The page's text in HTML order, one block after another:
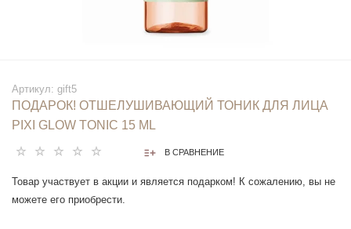
Артикул: gift5
ПОДАРОК! ОТШЕЛУШИВАЮЩИЙ ТОНИК ДЛЯ ЛИЦА
PIXI GLOW TONIC 15 ML
В СРАВНЕНИЕ
Товар участвует в акции и является подарком! К сожалению, вы не
можете его приобрести.